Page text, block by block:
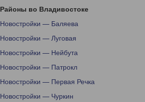
Районы во Владивостоке
Новостройки — Баляева
Новостройки — Луговая
Новостройки — Нейбута
Новостройки — Патрокл
Новостройки — Первая Речка
Новостройки — Чуркин